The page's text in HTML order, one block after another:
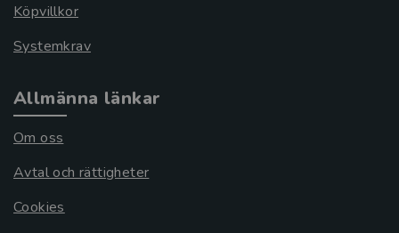
Köpvillkor
Systemkrav
Allmänna länkar
Om oss
Avtal och rättigheter
Cookies